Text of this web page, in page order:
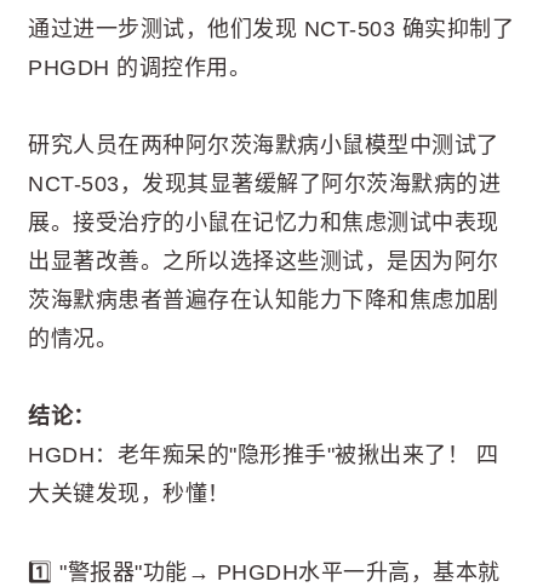
通过进一步测试，他们发现 NCT-503 确实抑制了
PHGDH 的调控作用。
研究人员在两种阿尔茨海默病小鼠模型中测试了
NCT-503，发现其显著缓解了阿尔茨海默病的进
展。接受治疗的小鼠在记忆力和焦虑测试中表现
出显著改善。之所以选择这些测试，是因为阿尔
茨海默病患者普遍存在认知能力下降和焦虑加剧
的情况。
结论：
HGDH：老年痴呆的"隐形推手"被揪出来了！ 四
大关键发现，秒懂！
1️⃣ "警报器"功能→ PHGDH水平一升高，基本就